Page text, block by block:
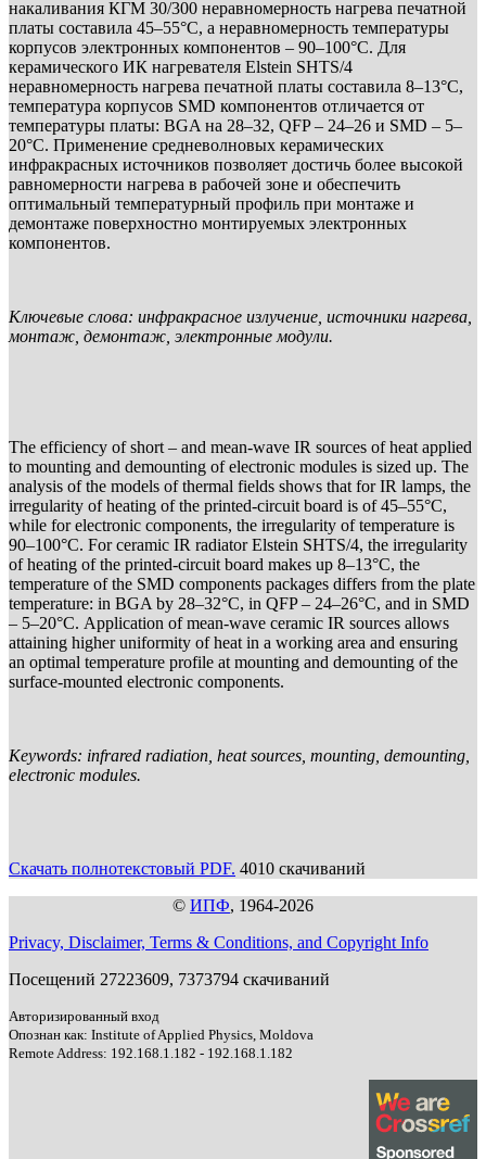
накаливания КГМ 30/300 неравномерность нагрева печатной
платы составила 45–55°С, а неравномерность температуры
корпусов электронных компонентов – 90–100°С. Для
керамического ИК нагревателя Elstein SHTS/4
неравномерность нагрева печатной платы составила 8–13°С,
температура корпусов SMD компонентов отличается от
температуры платы: BGA на 28–32, QFP – 24–26 и SMD – 5–
20°С. Применение средневолновых керамических
инфракрасных источников позволяет достичь более высокой
равномерности нагрева в рабочей зоне и обеспечить
оптимальный температурный профиль при монтаже и
демонтаже поверхностно монтируемых электронных
компонентов.
Ключевые слова: инфракрасное излучение, источники нагрева,
монтаж, демонтаж, электронные модули.
The efficiency of short – and mean-wave IR sources of heat applied
to mounting and demounting of electronic modules is sized up. The
analysis of the models of thermal fields shows that for IR lamps, the
irregularity of heating of the printed-circuit board is of 45–55°С,
while for electronic components, the irregularity of temperature is
90–100°С. For ceramic IR radiator Elstein SHTS/4, the irregularity
of heating of the printed-circuit board makes up 8–13°С, the
temperature of the SMD components packages differs from the plate
temperature: in BGA by 28–32°С, in QFP – 24–26°С, and in SMD
– 5–20°С. Application of mean-wave ceramic IR sources allows
attaining higher uniformity of heat in a working area and ensuring
an optimal temperature profile at mounting and demounting of the
surface-mounted electronic components.
Keywords: infrared radiation, heat sources, mounting, demounting,
electronic modules.
Скачать полнотекстовый PDF. 4010 скачиваний
© ИПФ, 1964-2026
Privacy, Disclaimer, Terms & Conditions, and Copyright Info
Посещений 27223609, 7373794 скачиваний
Авторизированный вход
Опознан как: Institute of Applied Physics, Moldova
Remote Address: 192.168.1.182 - 192.168.1.182